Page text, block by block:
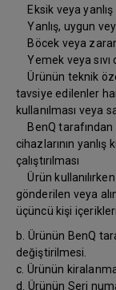
Eksik veya yanlış
Yanlış, uygun
Böcek veya
Yemek veya sıvı
Ürünün teknik
tavsiye edilenler
kullanılması veya
BenQ tarafından
cihazlarının yanlış
çalıştırılması
Ürün
gönderilen veya
üçüncü kişi içerikleri
b. Ürünün BenQ
değiştirilmesi.
c. Ürünün
d. Ürünün Seri